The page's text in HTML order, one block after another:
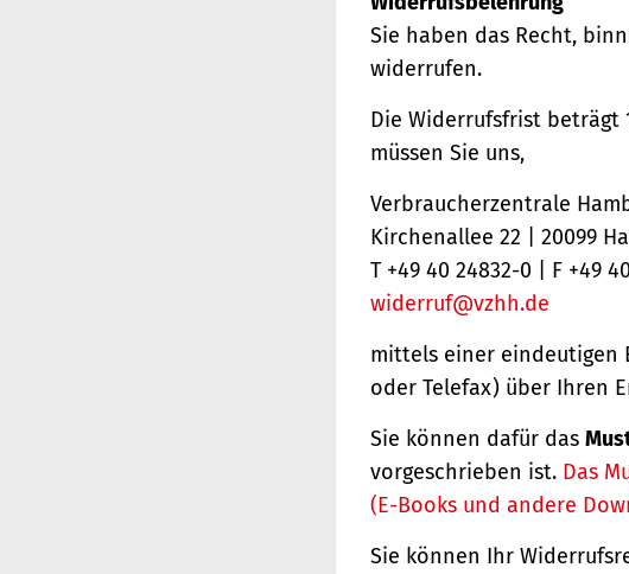
Sie haben das Recht,
widerrufen.
Die Widerrufsfrist beträgt
müssen Sie uns,
Verbraucherzentrale
Kirchenallee 22 | 20099
T +49 40 24832-0 | F +49
widerruf@vzhh.de
mittels einer eindeutigen
oder Telefax) über Ihren
Sie können dafür das
vorgeschrieben ist. Das
(E-Books und andere
Sie können Ihr